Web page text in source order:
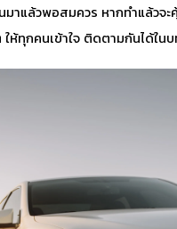
มาแล้วพอสมควร หากทำแล้วจ
ห้ทุกคนเข้าใจ ติดตามกันได้ใน